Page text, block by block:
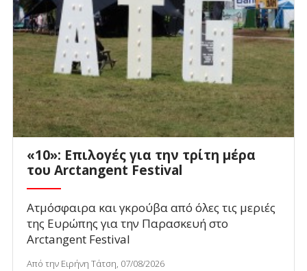
«10»: Επιλογές για την τρίτη μέρα
του Arctangent Festival
Ατμόσφαιρα και γκρούβα από όλες τις μεριές
της Ευρώπης για την Παρασκευή στο
Arctangent Festival
Από την Ειρήνη Τάτση, 07/08/2026